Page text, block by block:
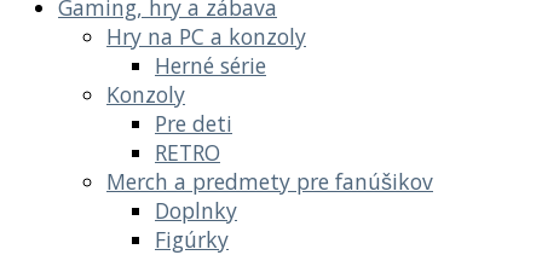
Gaming, hry a zábava
Hry na PC a konzoly
Herné série
Konzoly
Pre deti
RETRO
Merch a predmety pre fanúšikov
Doplnky
Figúrky